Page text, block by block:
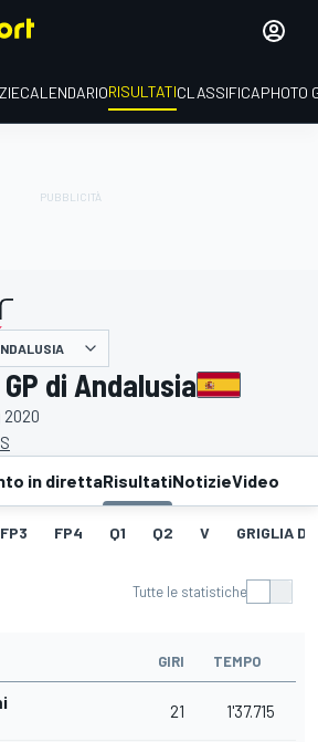
CALENDARIORISULTATICLASSIFICAPHOTO
di Andalusia
2020
in direttaRisultatiNotizieVideo
FP3 FP4 Q1 Q2 V GRIGLIA DI
Tutte le statistiche
GIRI TEMPO
21 1'37.715